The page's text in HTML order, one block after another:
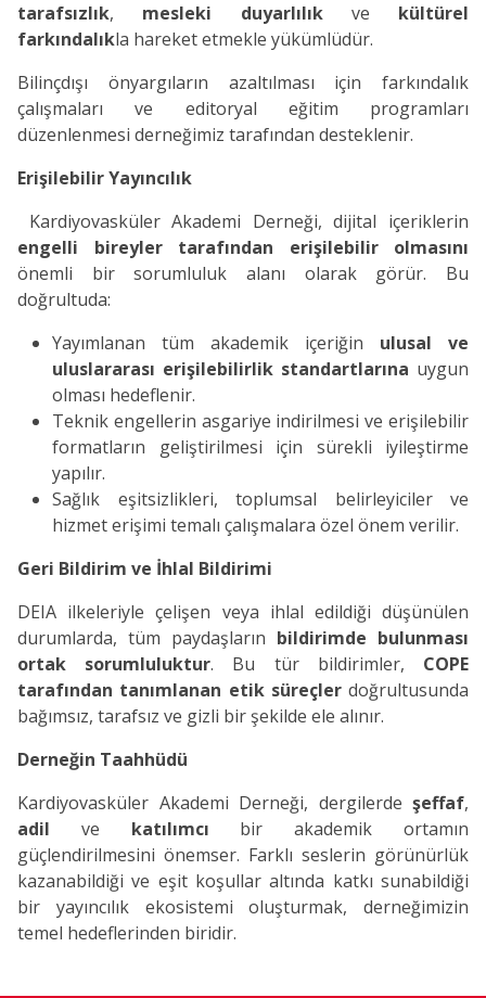
tarafsızlık, mesleki duyarlılıkve kültürel
farkındalıkla hareket etmekle yükümlüdür.
Bilinçdışı önyargıların azaltılması için farkındalık
çalışmaları ve editoryal eğitim programları
düzenlenmesi derneğimiz tarafından desteklenir.
Erişilebilir Yayıncılık
Kardiyovasküler Akademi Derneği, dijital içeriklerin
engelli bireyler tarafından erişilebilir olmasını
önemli bir sorumluluk alanı olarak görür. Bu
doğrultuda:
Yayımlanan tüm akademik içeriğin ulusal ve
uluslararası erişilebilirlik standartlarına uygun
olması hedeflenir.
Teknik engellerin asgariye indirilmesi ve erişilebilir
formatların geliştirilmesi için sürekli iyileştirme
yapılır.
Sağlık eşitsizlikleri, toplumsal belirleyiciler ve
hizmet erişimi temalı çalışmalara özel önem verilir.
Geri Bildirim ve İhlal Bildirimi
DEIA ilkeleriyle çelişen veya ihlal edildiği düşünülen
durumlarda, tüm paydaşların bildirimde bulunması
ortak sorumluluktur. Bu tür bildirimler, COPE
tarafından tanımlanan etik süreçlerdoğrultusunda
bağımsız, tarafsız ve gizli bir şekilde ele alınır.
Derneğin Taahhüdü
Kardiyovasküler Akademi Derneği, dergilerde şeffaf,
adil ve katılımcı bir akademik ortamın
güçlendirilmesini önemser. Farklı seslerin görünürlük
kazanabildiği ve eşit koşullar altında katkı sunabildiği
bir yayıncılık ekosistemi oluşturmak, derneğimizin
temel hedeflerinden biridir.